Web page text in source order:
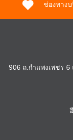
for:
ช่องทาง
906 ถ.กำแพงเพชร